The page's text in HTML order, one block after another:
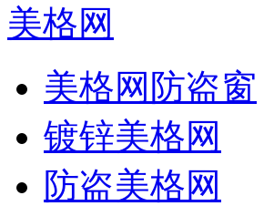
美格网
美格网防盗窗
镀锌美格网
防盗美格网